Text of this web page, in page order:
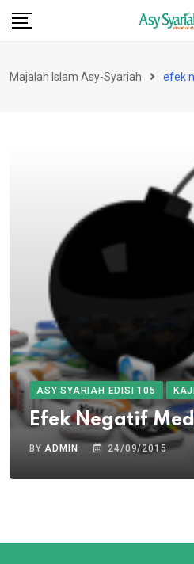
Skip
Majalah Islam Asy-Syariah efek
ASY SYARIAH EDISI 105
Efek Negatif
BY ADMIN 24/09/2015